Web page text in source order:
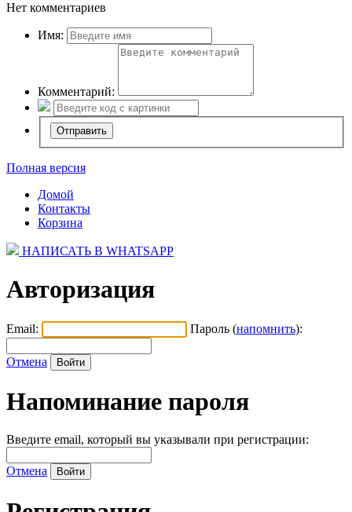
Нет комментариев
Имя:
Комментарий:
Полная версия
Домой
Контакты
Корзина
НАПИСАТЬ В WHATSAPP
Авторизация
Email: Пароль (напомнить):
Отмена
Напоминание пароля
Введите email, который вы указывали при регистрации:
Отмена